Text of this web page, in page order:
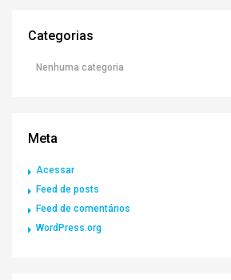
Categorias
Nenhuma categoria
Meta
Acessar
Feed de posts
Feed de comentários
WordPress.org